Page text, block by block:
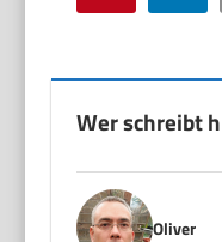
Wer schreibt
Oliver